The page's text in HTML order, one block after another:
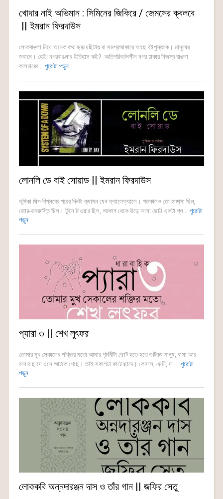
খোদার নাই অভিমান : সিমিনের জিকিরে / জেমসের ক্বলবে
|| ইমরান ফিরদাউস
লোকবাঙলা নিয়ে অনেক কথা ছড়ায়ছিটায় বা সমগ্রআকারে আছে বইপুস্তকে। মানুষের
জবানে। হেই! নগরবাঙলার ইতিহাস কই? অতিপরিবর্তনশীল নগর ঢাকার নিজস্ব বাঙলা
কালচারের... পুরোটা পড়ুন
লোনলি ডে বাই সোয়াড || ইমরান ফিরদাউস
ভূমিকা শিল্প-বিপ্লবের পরের দিনটা ক্যামন যেন ফ্যালেফ্যালে। গতকালও তো হাঙ্গামা ছিল,
জোর-জবরদস্তি ছিল। টুইন টাওয়ার ছিল, আকাশ থেকে উড়ে আসা ছোট্ট একটা প্ল... পুরোটা
পড়ুন
প্যারা ৩ || শেখ লুৎফর
তোমার মুখ সেকালের শক্তির মতো আমার পৃথিবীটা ছোট হতে হতে গুটিকয় মানুষ, বাসা আর
বাসার ছাদে এসে আটকে গেছে। তাই সকালটা কাটে ছাদে। কোদাল, ছেনি, দা ... পুরোটা
পড়ুন
লোককবি অন্নদারঞ্জন দাস ও তাঁর গান || জফির সেতু